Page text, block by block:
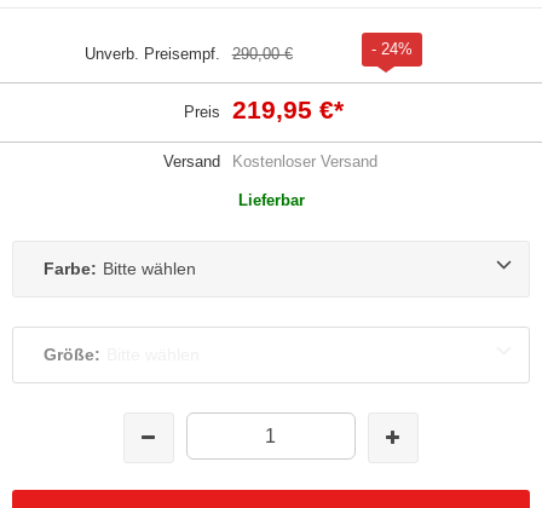
Unverb. Preisempf. 290,00 € - 24%
Preis 219,95 €*
Versand Kostenloser Versand
Lieferbar
Farbe: Bitte wählen
Größe: